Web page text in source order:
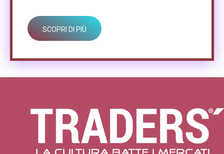
SCOPRI DI PIÙ